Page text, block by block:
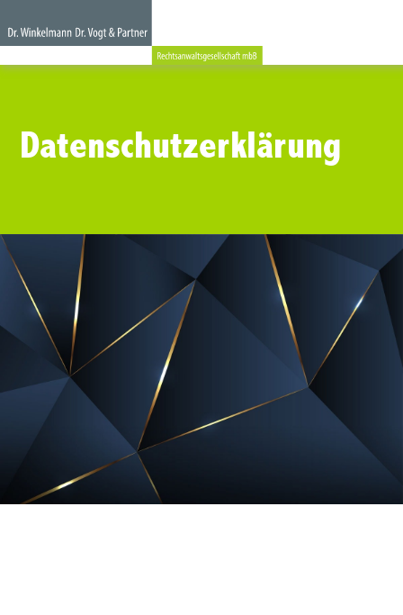
Datenschutzerklärung